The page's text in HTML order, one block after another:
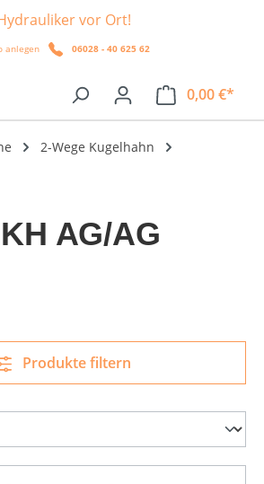
vor Ort!
anlegen 06028 - 40 625 62
0,00 €*
2-Wege Kugelhahn
AG/AG
Produkte filtern